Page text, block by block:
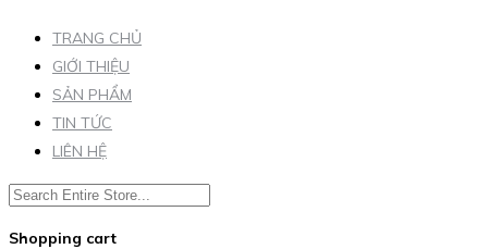
TRANG CHỦ
GIỚI THIỆU
SẢN PHẨM
TIN TỨC
LIÊN HỆ
Shopping cart